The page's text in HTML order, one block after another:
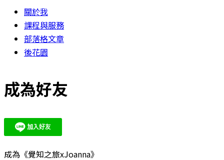
關於我
課程與服務
部落格文章
後花園
成為好友
成為《覺知之旅xJoanna》